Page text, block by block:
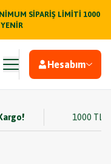
SİPARİŞ LİMİTİ 1000
YENİR
Hesabım
1000 TL